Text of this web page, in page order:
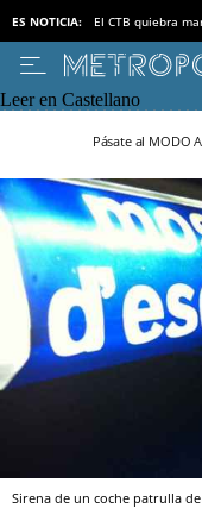
ES NOTICIA: El CTB quiebra
Leer en Castellano
Pásate al MODO
Sirena de un coche patrulla de